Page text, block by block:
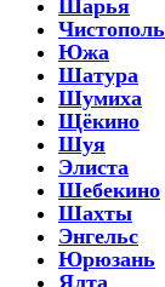
Шарья
Чистополь
Южа
Шатура
Шумиха
Щёкино
Шуя
Элиста
Шебекино
Шахты
Энгельс
Юрюзань
Ялта